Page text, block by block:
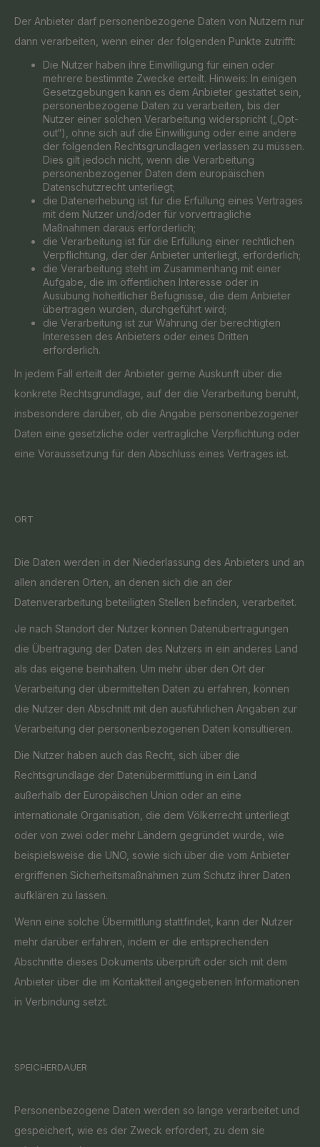
Der Anbieter darf personenbezogene Daten von Nutzern nur
dann verarbeiten, wenn einer der folgenden Punkte zutrifft:
Die Nutzer haben ihre Einwilligung für einen oder
mehrere bestimmte Zwecke erteilt. Hinweis: In einigen
Gesetzgebungen kann es dem Anbieter gestattet sein,
personenbezogene Daten zu verarbeiten, bis der
Nutzer einer solchen Verarbeitung widerspricht („Opt-
out“), ohne sich auf die Einwilligung oder eine andere
der folgenden Rechtsgrundlagen verlassen zu müssen.
Dies gilt jedoch nicht, wenn die Verarbeitung
personenbezogener Daten dem europäischen
Datenschutzrecht unterliegt;
die Datenerhebung ist für die Erfüllung eines Vertrages
mit dem Nutzer und/oder für vorvertragliche
Maßnahmen daraus erforderlich;
die Verarbeitung ist für die Erfüllung einer rechtlichen
Verpflichtung, der der Anbieter unterliegt, erforderlich;
die Verarbeitung steht im Zusammenhang mit einer
Aufgabe, die im öffentlichen Interesse oder in
Ausübung hoheitlicher Befugnisse, die dem Anbieter
übertragen wurden, durchgeführt wird;
die Verarbeitung ist zur Wahrung der berechtigten
Interessen des Anbieters oder eines Dritten
erforderlich.
In jedem Fall erteilt der Anbieter gerne Auskunft über die
konkrete Rechtsgrundlage, auf der die Verarbeitung beruht,
insbesondere darüber, ob die Angabe personenbezogener
Daten eine gesetzliche oder vertragliche Verpflichtung oder
eine Voraussetzung für den Abschluss eines Vertrages ist.
ORT
Die Daten werden in der Niederlassung des Anbieters und an
allen anderen Orten, an denen sich die an der
Datenverarbeitung beteiligten Stellen befinden, verarbeitet.
Je nach Standort der Nutzer können Datenübertragungen
die Übertragung der Daten des Nutzers in ein anderes Land
als das eigene beinhalten. Um mehr über den Ort der
Verarbeitung der übermittelten Daten zu erfahren, können
die Nutzer den Abschnitt mit den ausführlichen Angaben zur
Verarbeitung der personenbezogenen Daten konsultieren.
Die Nutzer haben auch das Recht, sich über die
Rechtsgrundlage der Datenübermittlung in ein Land
außerhalb der Europäischen Union oder an eine
internationale Organisation, die dem Völkerrecht unterliegt
oder von zwei oder mehr Ländern gegründet wurde, wie
beispielsweise die UNO, sowie sich über die vom Anbieter
ergriffenen Sicherheitsmaßnahmen zum Schutz ihrer Daten
aufklären zu lassen.
Wenn eine solche Übermittlung stattfindet, kann der Nutzer
mehr darüber erfahren, indem er die entsprechenden
Abschnitte dieses Dokuments überprüft oder sich mit dem
Anbieter über die im Kontaktteil angegebenen Informationen
in Verbindung setzt.
SPEICHERDAUER
Personenbezogene Daten werden so lange verarbeitet und
gespeichert, wie es der Zweck erfordert, zu dem sie